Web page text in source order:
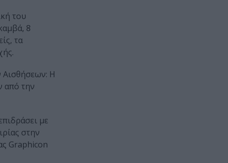
του
8
τα
Αισθήσεων: Η
από την
με
στην
Graphicon